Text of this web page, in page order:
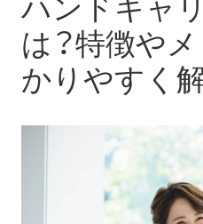
ハンドキャ
は？特徴や
かりやすく